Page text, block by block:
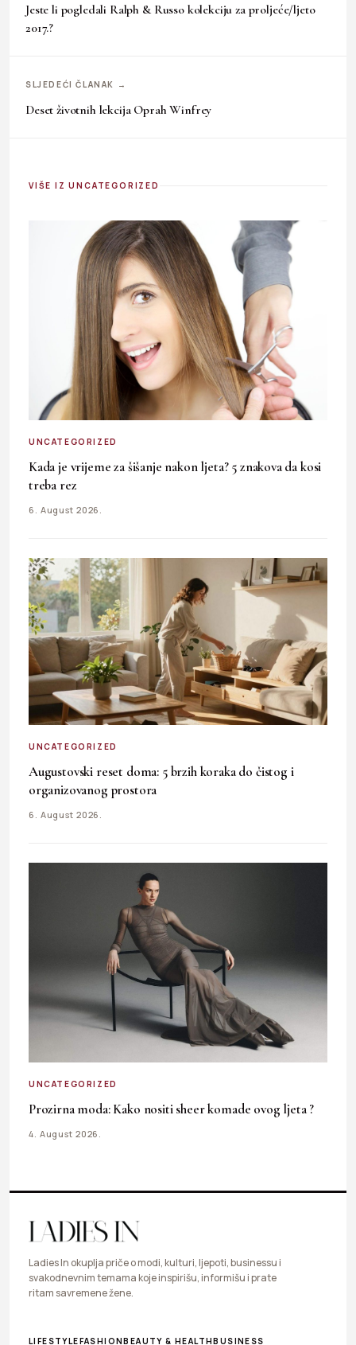
Jeste li pogledali Ralph & Russo kolekciju za proljeće/ljeto
2017.?
SLJEDEĆI ČLANAK →
Deset životnih lekcija Oprah Winfrey
VIŠE IZ UNCATEGORIZED
UNCATEGORIZED
Kada je vrijeme za šišanje nakon ljeta? 5 znakova da kosi
treba rez
6. August 2026.
UNCATEGORIZED
Augustovski reset doma: 5 brzih koraka do čistog i
organizovanog prostora
6. August 2026.
UNCATEGORIZED
Prozirna moda: Kako nositi sheer komade ovog ljeta ?
4. August 2026.
Ladies In okuplja priče o modi, kulturi, ljepoti, businessu i
svakodnevnim temama koje inspirišu, informišu i prate
ritam savremene žene.
LIFESTYLEFASHIONBEAUTY & HEALTHBUSINESS